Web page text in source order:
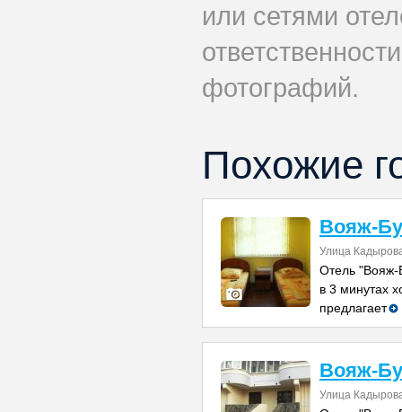
или сетями
фотографий.
Похожие
Вояж-
Улица
Отель "Вояж-
в 3 минутах
предлагает
Вояж-
Улица